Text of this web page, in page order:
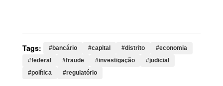
Tags: #bancário #capital #distrito
#economia
#federal
#fraude #investigação
#judicial
#política
#regulatório